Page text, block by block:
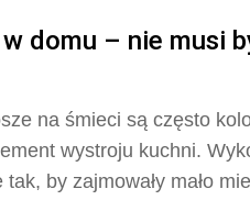
domu – nie musi
na śmieci są często
wystroju kuchni.
by zajmowały mało